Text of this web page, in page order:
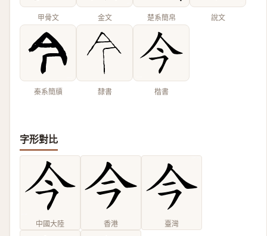
甲骨文 金文 楚系簡帛 說文
秦系簡牘 隸書 楷書
字形對比
中國大陸 香港 臺灣